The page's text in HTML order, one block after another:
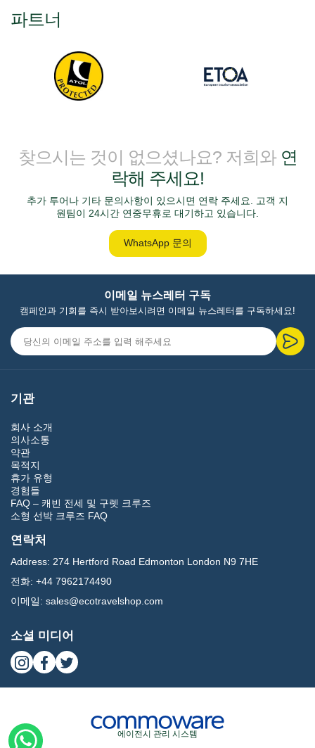
파트너
찾으시는 것이 없으셨나요? 저희와 연
락해 주세요!
추가 투어나 기타 문의사항이 있으시면 연락 주세요. 고객 지
원팀이 24시간 연중무휴로 대기하고 있습니다.
WhatsApp 문의
이메일 뉴스레터 구독
캠페인과 기회를 즉시 받아보시려면 이메일 뉴스레터를 구독하세요!
기관
회사 소개
의사소통
약관
목적지
휴가 유형
경험들
FAQ – 캐빈 전세 및 구렛 크루즈
소형 선박 크루즈 FAQ
연락처
Address: 274 Hertford Road Edmonton London N9 7HE
전화: +44 7962174490
이메일: sales@ecotravelshop.com
소셜 미디어
에이전시 관리 시스템